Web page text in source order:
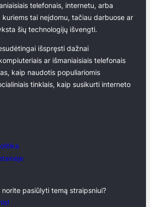
telefonais, internetu, arba
tai neįdomu, tačiau darbuose ar
šių technologijų išvengti.
išspręsti dažnai
ar išmaniaisiais telefonais
kaip naudotis populiariomis
tinklais, kaip susikurti interneto
pasiūlyti temą straipsniui?